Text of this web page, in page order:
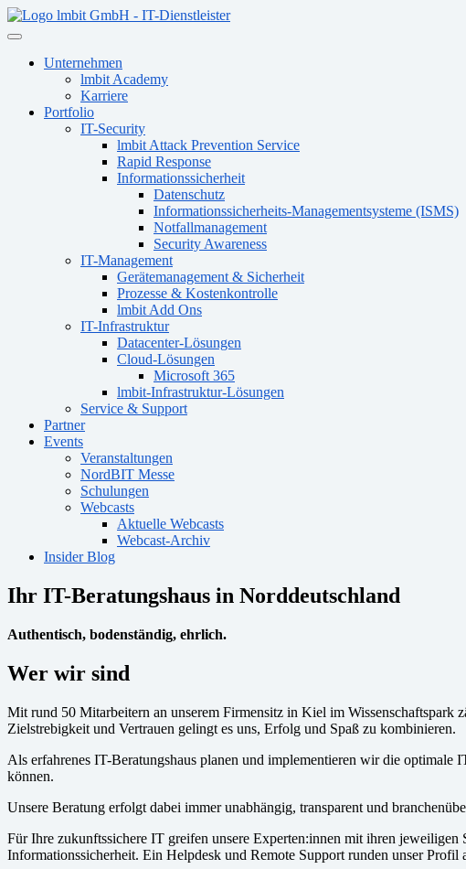
lmbit GmbH - IT-Dienstleister
Unternehmen
lmbit Academy
Karriere
Portfolio
IT-Security
lmbit Attack Prevention Service
Rapid Response
Informationssicherheit
Datenschutz
Informationssicherheits-Managementsysteme (ISMS)
Notfallmanagement
Security Awareness
IT-Management
Gerätemanagement & Sicherheit
Prozesse & Kostenkontrolle
lmbit Add Ons
IT-Infrastruktur
Datacenter-Lösungen
Cloud-Lösungen
Microsoft 365
lmbit-Infrastruktur-Lösungen
Service & Support
Partner
Events
Veranstaltungen
NordBIT Messe
Schulungen
Webcasts
Aktuelle Webcasts
Webcast-Archiv
Insider Blog
Ihr IT-Beratungshaus in Norddeutschland
Authentisch, bodenständig, ehrlich.
Wer wir sind
Mit rund 50 Mitarbeitern an unserem Firmensitz in Kiel im Wissenschaftspark
Zielstrebigkeit und Vertrauen gelingt es uns, Erfolg und Spaß zu kombinieren.
Als erfahrenes IT-Beratungshaus planen und implementieren wir die
können.
Unsere Beratung erfolgt dabei immer unabhängig, transparent und
Für Ihre zukunftssichere IT greifen unsere Experten:innen mit ihren
Informationssicherheit. Ein Helpdesk und Remote Support runden unser Profil